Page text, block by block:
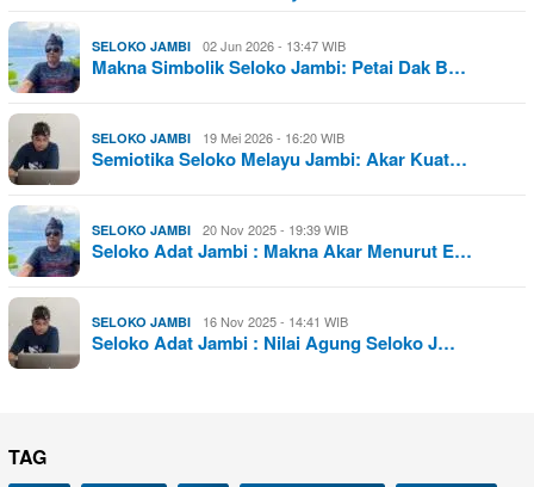
SELOKO JAMBI 02 Jun 2026 - 13:47 WIB
Makna Simbolik Seloko Jambi: Petai Dak B…
SELOKO JAMBI 19 Mei 2026 - 16:20 WIB
Semiotika Seloko Melayu Jambi: Akar Kuat…
SELOKO JAMBI 20 Nov 2025 - 19:39 WIB
Seloko Adat Jambi : Makna Akar Menurut E…
SELOKO JAMBI 16 Nov 2025 - 14:41 WIB
Seloko Adat Jambi : Nilai Agung Seloko J…
TAG